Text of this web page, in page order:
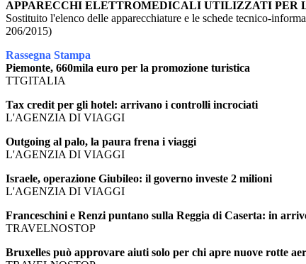
APPARECCHI ELETTROMEDICALI UTILIZZATI PER
Sostituito l'elenco delle apparecchiature e le schede tecnico-
206/2015)
Rassegna Stampa
Piemonte, 660mila euro per la promozione turistica
TTGITALIA
Tax credit per gli hotel: arrivano i controlli incrociati
L'AGENZIA DI VIAGGI
Outgoing al palo, la paura frena i viaggi
L'AGENZIA DI VIAGGI
Israele, operazione Giubileo: il governo investe 2 milioni
L'AGENZIA DI VIAGGI
Franceschini e Renzi puntano sulla Reggia di Caserta: in
TRAVELNOSTOP
Bruxelles può approvare aiuti solo per chi apre nuove rotte